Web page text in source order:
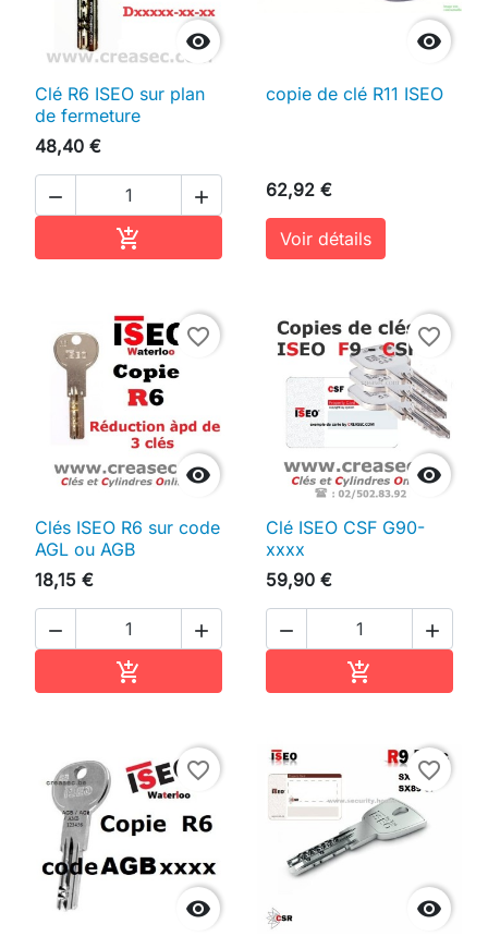

Clé R6 ISEO sur plan
de fermeture
48,40 €
 
 Ajouter au panier

copie de clé R11 ISEO
62,92 €
Voir détails

favorite_border
Clés ISEO R6 sur code
AGL ou AGB
18,15 €
 


favorite_border
Clé ISEO CSF G90-
xxxx
59,90 €
 


favorite_border

favorite_border